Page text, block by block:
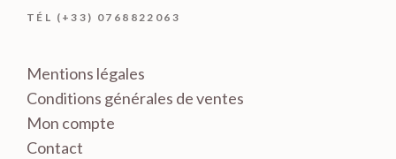
TÉL (+33) 0768822063
Mentions légales
Conditions générales de ventes
Mon compte
Contact